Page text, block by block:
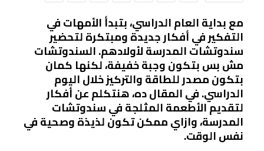
مع بداية العام الدراسي، بتبدأ الأمهات في
التفكير في أفكار جديدة ومبتكرة لتحضير
سندوتشات المدرسة لأولادهم. السندوتشات
مش بس بتكون وجبة خفيفة، لكنها كمان
بتكون مصدر للطاقة والتركيز خلال اليوم
الدراسي. في المقال ده، هنتكلم عن أفكار
لتقديم الأطعمة المثلجة في سندوتشات
المدرسة، وازاي ممكن تكون لذيذة وصحية في
نفس الوقت.